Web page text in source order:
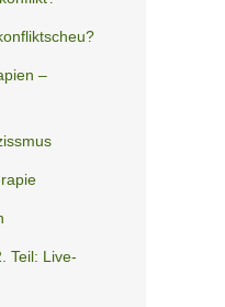
–
Teil: Live-